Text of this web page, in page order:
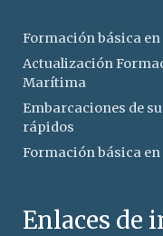
Formación básica
Actualización
Marítima
Embarcaciones de
rápidos
Formación básica
Enlaces de